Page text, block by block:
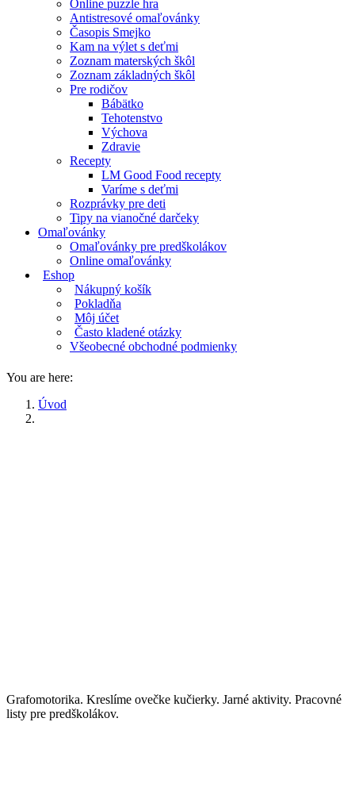
Online puzzle hra
Antistresové omaľovánky
Časopis Smejko
Kam na výlet s deťmi
Zoznam materských škôl
Zoznam základných škôl
Pre rodičov
Bábätko
Tehotenstvo
Výchova
Zdravie
Recepty
LM Good Food recepty
Varíme s deťmi
Rozprávky pre deti
Tipy na vianočné darčeky
Omaľovánky
Omaľovánky pre predškolákov
Online omaľovánky
Eshop
Nákupný košík
Pokladňa
Môj účet
Často kladené otázky
Všeobecné obchodné podmienky
You are here:
Úvod
Grafomotorika. Kreslíme ovečke kučierky. Jarné aktivity. Pracovné
listy pre predškolákov.